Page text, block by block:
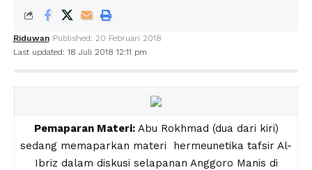
Last updated: 18 Juli 2018 12:11 pm
Riduwan Published: 20 Februari 2018
Pemaparan Materi:Abu Rokhmad (dua dari kiri)
sedang memaparkan materi hermeunetika tafsir Al-
Ibriz dalam diskusi selapanan Anggoro Manis di